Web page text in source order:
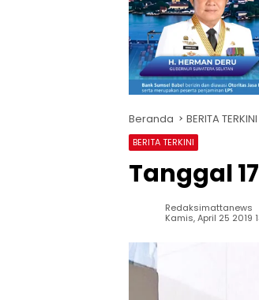
Beranda BERITA TERKINI
BERITA TERKINI
Tanggal
Redaksimattanews
Kamis, April 25 2019